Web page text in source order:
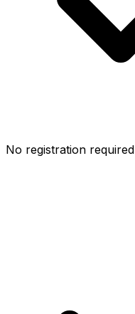
No registration required